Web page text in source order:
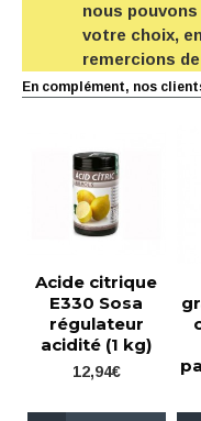
nous
votre choix,
remercions
En complément, nos
Acide citrique
E330 Sosa
régulateur
acidité (1 kg)
12,94€